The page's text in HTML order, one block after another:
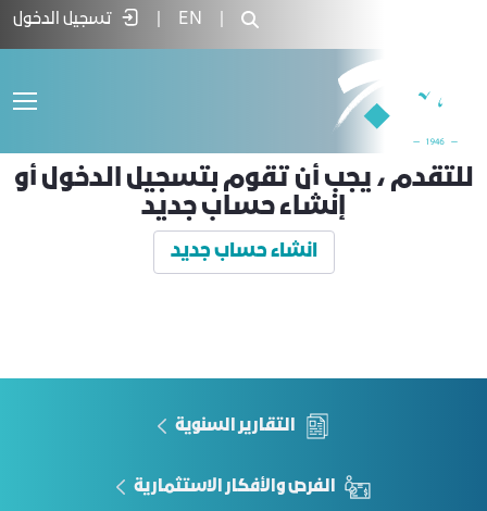
testing-payment-form - غرفة جدة
EN تسجيل الدخول
للتقدم ، يجب أن تقوم بتسجيل الدخول أو
إنشاء حساب جديد
انشاء حساب جديد
التقارير السنوية
الفرص والأفكار الاستثمارية